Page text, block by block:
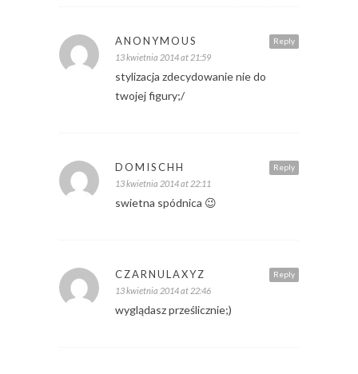
Reply
ANONYMOUS
13 kwietnia 2014 at 21:59
stylizacja zdecydowanie nie do
twojej figury;/
Reply
DOMISCHH
13 kwietnia 2014 at 22:11
swietna spódnica 😉
Reply
CZARNULAXYZ
13 kwietnia 2014 at 22:46
wyglądasz prześlicznie;)